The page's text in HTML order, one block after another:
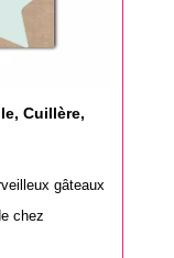
Cuillère,
gâteaux
chez